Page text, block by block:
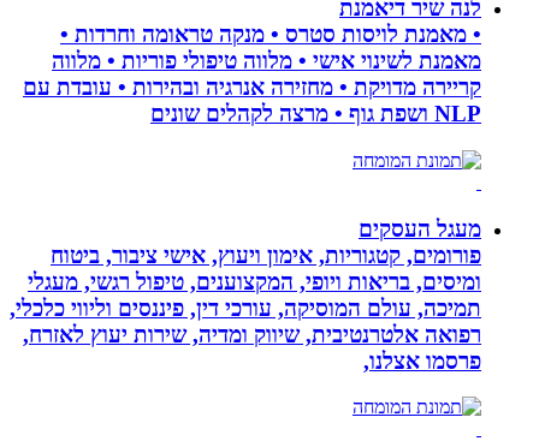
לנה שיר דיאמנת
• מאמנת לויסות סטרס • מנקה טראומה וחרדות •
מאמנת לשינוי אישי • מלווה טיפולי פוריות • מלווה
קריירה מדויקת • מחזירה אנרגיה ובהירות • עובדת עם
NLP ושפת גוף • מרצה לקהלים שונים
מעגל העסקים
פורומים, קטגוריות, אימון ויעוץ, אישי ציבור, ביטוח
ומיסים, בריאות ויופי, המקצוענים, טיפול רגשי, מעגלי
תמיכה, עולם המוסיקה, עורכי דין, פיננסים וליווי כלכלי,
רפואה אלטרנטיבית, שיווק ומדיה, שירות יעוץ לאזרח,
פרסמו אצלנו,